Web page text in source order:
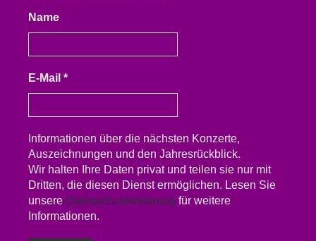
Name
E-Mail *
Informationen über die nächsten Konzerte,
Auszeichnungen und den Jahresrückblick.
Wir halten Ihre Daten privat und teilen sie nur mit
Dritten, die diesen Dienst ermöglichen. Lesen Sie
unsere Datenschutzerklärung für weitere
Informationen.